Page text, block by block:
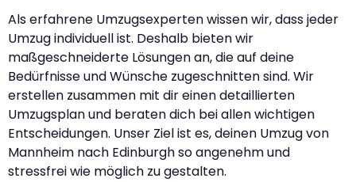
Als erfahrene Umzugsexperten wissen wir, dass jeder
Umzug individuell ist. Deshalb bieten wir
maßgeschneiderte Lösungen an, die auf deine
Bedürfnisse und Wünsche zugeschnitten sind. Wir
erstellen zusammen mit dir einen detaillierten
Umzugsplan und beraten dich bei allen wichtigen
Entscheidungen. Unser Ziel ist es, deinen Umzug von
Mannheim nach Edinburgh so angenehm und
stressfrei wie möglich zu gestalten.